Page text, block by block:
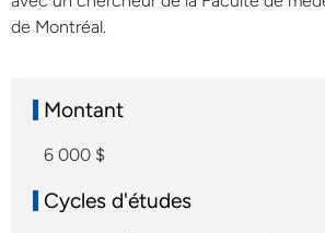
de Montréal.
Montant
6 000 $
Cycles d'études